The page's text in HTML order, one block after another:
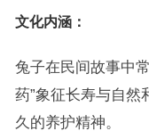
文化内涵：
兔子在民间故事中
药”象征长寿与自然
久的养护精神。